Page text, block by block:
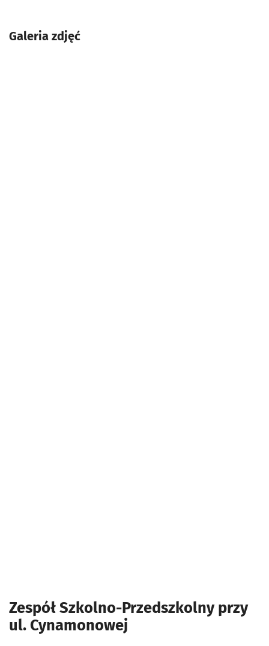
Galeria zdjęć
Zespół Szkolno-Przedszkolny przy
ul. Cynamonowej